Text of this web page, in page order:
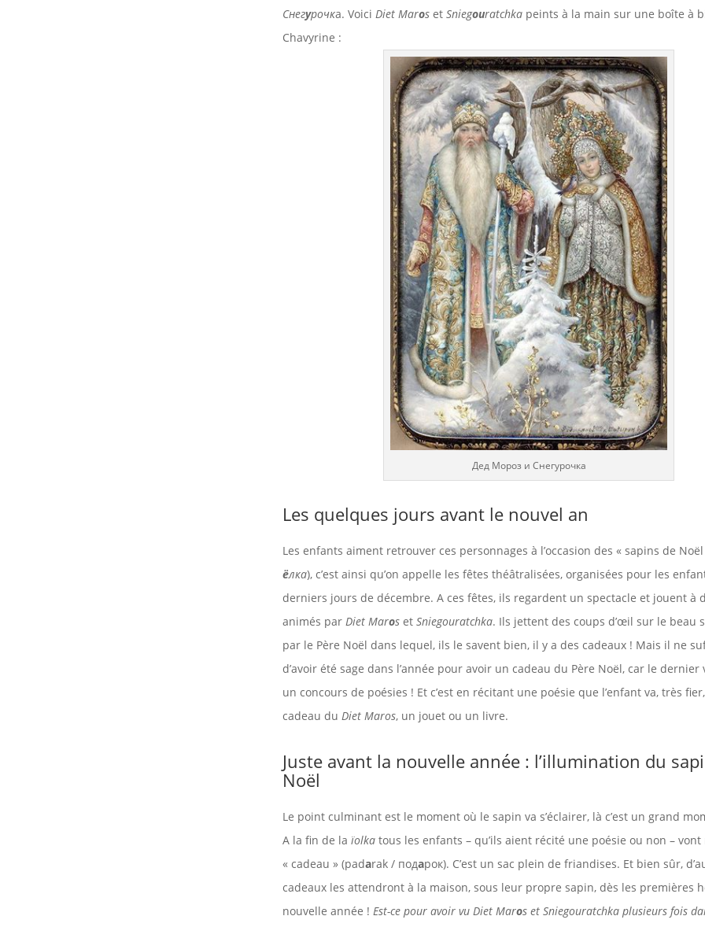
Снегурочка. Voici Diet Maros etSniegouratchka peints à la main sur une boîte à
Chavyrine :
Дед Мороз и Снегурочка
Les quelques jours avant le nouvel an
Les enfants aiment retrouver ces personnages à l’occasion des « sapins de
ёлка), c’est ainsi qu’on appelle les fêtes théâtralisées, organisées pour les
derniers jours de décembre. A ces fêtes, ils regardent un spectacle et jouent à
animés parDiet Maros etSniegouratchka. Ils jettent des coups d’œil sur le beau
par le Père Noël dans lequel, ils le savent bien, il y a des cadeaux ! Mais il ne
d’avoir été sage dans l’année pour avoir un cadeau du Père Noël, car le dernier
un concours de poésies ! Et c’est en récitant une poésie que l’enfant va, très
cadeau duDiet Maros, un jouet ou un livre.
Juste avant la nouvelle année : l’illumination du
Noël
Le point culminant est le moment où le sapin va s’éclairer, là c’est un grand
A la fin de laïolka tous les enfants – qu’ils aient récité une poésie ou non –
« cadeau » (padarak / подарок). C’est un sac plein de friandises. Et bien sûr,
cadeaux les attendront à la maison, sous leur propre sapin, dès les premières
nouvelle année !Est-ce pour avoir vu Diet Maros et Sniegouratchka plusieurs fois